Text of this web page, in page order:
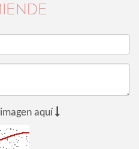
aquí 